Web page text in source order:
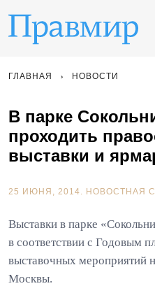
ГЛАВНАЯ НОВОСТИ
В парке
проходить
выставки и
25 ИЮНЯ, 2014. НОВОСТНАЯ
Выставки в парке
в соответствии с Годовым
выставочных мероприятий
Москвы.